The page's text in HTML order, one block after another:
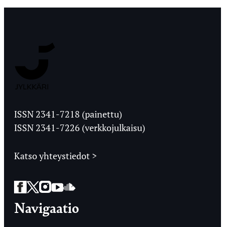
Ylioppilaslehti
ISSN 2341-7218 (painettu)
ISSN 2341-7226 (verkkojulkaisu)
Katso yhteystiedot >
Facebook
Twitter
Instagram
YouTube
SoundCloud
Navigaatio